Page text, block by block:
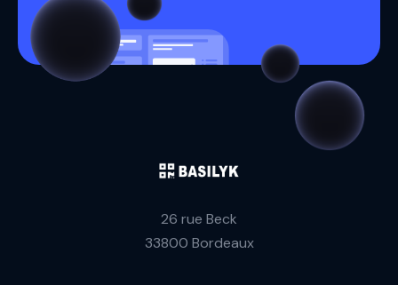
26 rue Beck
33800 Bordeaux